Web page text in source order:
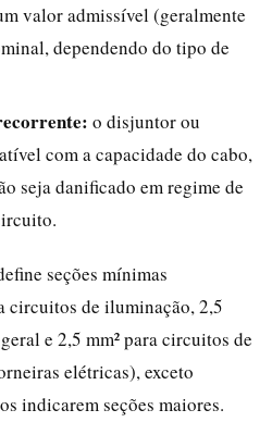
valor admissível (geralmente
dependendo do tipo de
o disjuntor ou
com a capacidade do cabo,
seja danificado em regime de
seções mínimas
circuitos de iluminação, 2,5
e 2,5 mm² para circuitos de
elétricas), exceto
indicarem seções maiores.